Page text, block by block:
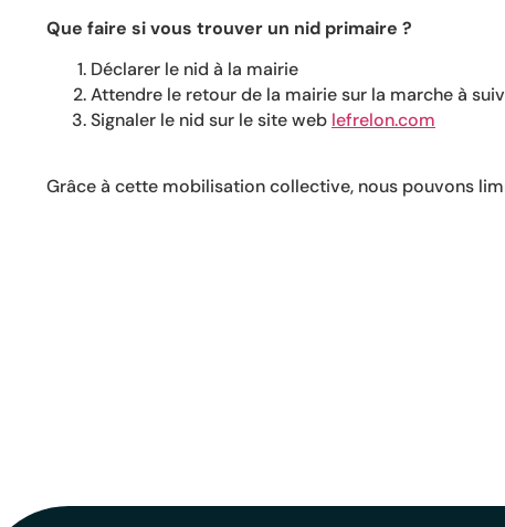
Que faire si vous trouver un nid primaire ?
Déclarer le nid à la mairie
Attendre le retour de la mairie sur la marche à
Signaler le nid sur le site web lefrelon.com
Grâce à cette mobilisation collective, nous pouvons